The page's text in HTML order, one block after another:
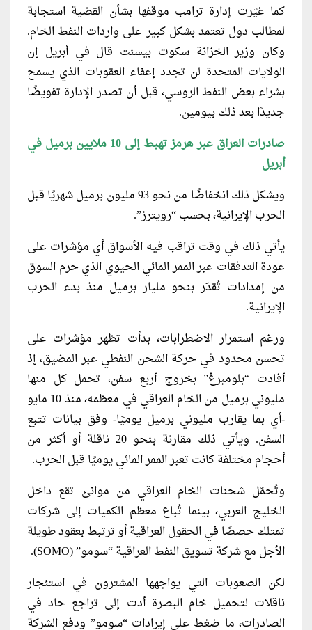
كما غيّرت إدارة ترامب موقفها بشأن القضية استجابة
لمطالب دول تعتمد بشكل كبير على واردات النفط الخام.
وكان وزير الخزانة سكوت بيسنت قال في أبريل إن
الولايات المتحدة لن تجدد إعفاء العقوبات الذي يسمح
بشراء بعض النفط الروسي، قبل أن تصدر الإدارة تفويضًا
جديدًا بعد ذلك بيومين.
صادرات العراق عبر هرمز تهبط إلى 10 ملايين برميل في
أبريل
ويشكل ذلك انخفاضًا من نحو 93 مليون برميل شهريًا قبل
الحرب الإيرانية، بحسب “رويترز”.
يأتي ذلك في وقت تراقب فيه الأسواق أي مؤشرات على
عودة التدفقات عبر الممر المائي الحيوي الذي حرم السوق
من إمدادات تُقدّر بنحو مليار برميل منذ بدء الحرب
الإيرانية.
ورغم استمرار الاضطرابات، بدأت تظهر مؤشرات على
تحسن محدود في حركة الشحن النفطي عبر المضيق، إذ
أفادت “بلومبرغ” بخروج أربع سفن، تحمل كل منها
مليوني برميل من الخام العراقي في معظمه، منذ 10 مايو
-أي بما يقارب مليوني برميل يوميًا- وفق بيانات تتبع
السفن. ويأتي ذلك مقارنة بنحو 20 ناقلة أو أكثر من
أحجام مختلفة كانت تعبر الممر المائي يوميًا قبل الحرب.
وتُحمّل شحنات الخام العراقي من موانئ تقع داخل
الخليج العربي، بينما تُباع معظم الكميات إلى شركات
تمتلك حصصًا في الحقول العراقية أو ترتبط بعقود طويلة
الأجل مع شركة تسويق النفط العراقية “سومو” (SOMO).
لكن الصعوبات التي يواجهها المشترون في استئجار
ناقلات لتحميل خام البصرة أدت إلى تراجع حاد في
الصادرات، ما ضغط على إيرادات “سومو” ودفع الشركة